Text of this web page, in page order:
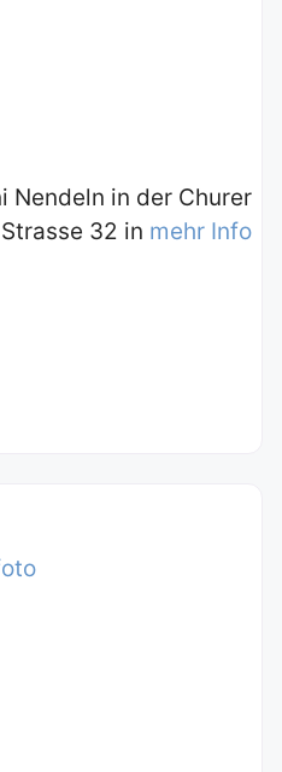
Nendeln in der Churer
Strasse 32 in mehr Info